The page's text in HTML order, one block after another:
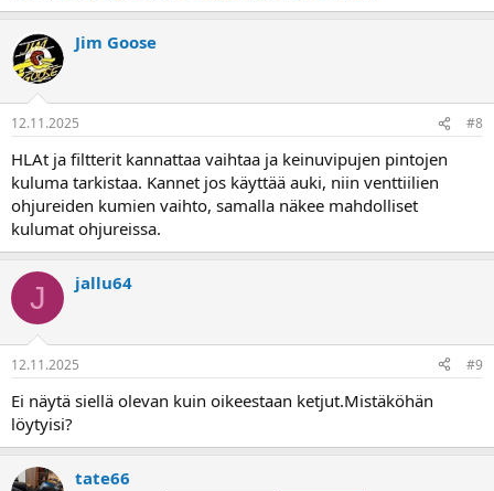
Jim Goose
12.11.2025 #8
HLAt ja filtterit kannattaa vaihtaa ja keinuvipujen pintojen
kuluma tarkistaa. Kannet jos käyttää auki, niin venttiilien
ohjureiden kumien vaihto, samalla näkee mahdolliset
kulumat ohjureissa.
J jallu64
12.11.2025 #9
Ei näytä siellä olevan kuin oikeestaan ketjut.Mistäköhän
löytyisi?
tate66